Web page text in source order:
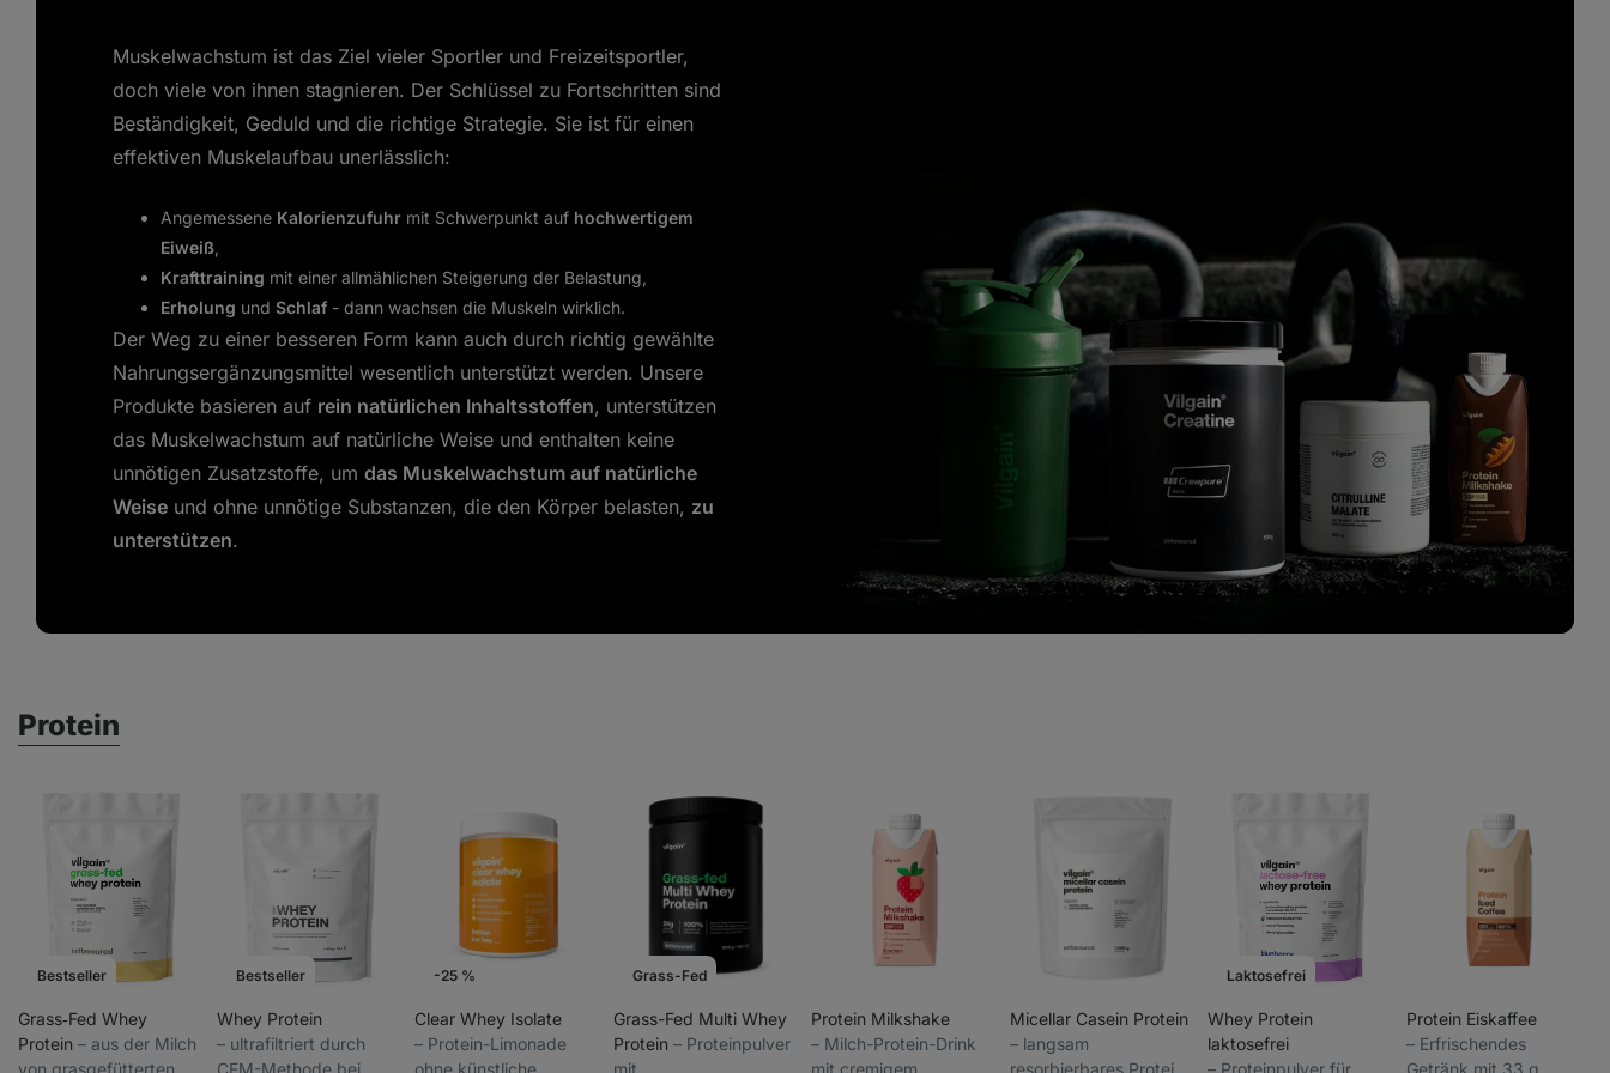
Muskelwachstum ist das Ziel vieler Sportler und Freizeitsportler,
doch viele von ihnen stagnieren. Der Schlüssel zu Fortschritten sind
Beständigkeit, Geduld und die richtige Strategie. Sie ist für einen
effektiven Muskelaufbau unerlässlich:
Angemessene Kalorienzufuhr mit Schwerpunkt auf hochwertigem
Eiweiß
Krafttraining mit einer allmählichen Steigerung der Belastung,
Erholung und Schlaf - dann wachsen die Muskeln wirklich.
Der Weg zu einer besseren Form kann auch durch richtig gewählte
Nahrungsergänzungsmittel wesentlich unterstützt werden. Unsere
Produkte basieren auf rein natürlichen Inhaltsstoffen, unterstützen
das Muskelwachstum auf natürliche Weise und enthalten keine
unnötigen Zusatzstoffe, um das Muskelwachstum auf natürliche
Weise und ohne unnötige Substanzen, die den Körper belasten, zu
unterstützen.
Protein
Bestseller
Grass‑Fed Whey
Protein ⁠–⁠ aus der Milch
von grasgefütterten
Bestseller
Whey Protein
⁠–⁠ ultrafiltriert durch
CFM-Methode bei
-25 %
Wochenaktion
Clear Whey Isolate
⁠–⁠ Protein-Limonade
ohne künstliche
Grass-Fed
Grass-Fed Multi Whey
Protein ⁠–⁠ Proteinpulver
mit
Protein Milkshake
⁠–⁠ Milch-Protein-Drink
mit cremigem
Micellar Casein Protein
⁠–⁠ langsam
resorbierbares Protein,
Laktosefrei
Whey Protein
laktosefrei
⁠–⁠ Proteinpulver für
Protein Eiskaffee
⁠–⁠ Erfrischendes
Getränk mit 33 g